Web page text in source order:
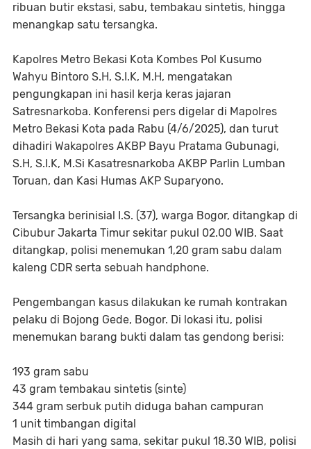
ribuan butir ekstasi, sabu, tembakau sintetis, hingga
menangkap satu tersangka.
Kapolres Metro Bekasi Kota Kombes Pol Kusumo
Wahyu Bintoro S.H, S.I.K, M.H, mengatakan
pengungkapan ini hasil kerja keras jajaran
Satresnarkoba. Konferensi pers digelar di Mapolres
Metro Bekasi Kota pada Rabu (4/6/2025), dan turut
dihadiri Wakapolres AKBP Bayu Pratama Gubunagi,
S.H, S.I.K, M.Si Kasatresnarkoba AKBP Parlin Lumban
Toruan, dan Kasi Humas AKP Suparyono.
Tersangka berinisial I.S. (37), warga Bogor, ditangkap di
Cibubur Jakarta Timur sekitar pukul 02.00 WIB. Saat
ditangkap, polisi menemukan 1,20 gram sabu dalam
kaleng CDR serta sebuah handphone.
Pengembangan kasus dilakukan ke rumah kontrakan
pelaku di Bojong Gede, Bogor. Di lokasi itu, polisi
menemukan barang bukti dalam tas gendong berisi:
193 gram sabu
43 gram tembakau sintetis (sinte)
344 gram serbuk putih diduga bahan campuran
1 unit timbangan digital
Masih di hari yang sama, sekitar pukul 18.30 WIB, polisi